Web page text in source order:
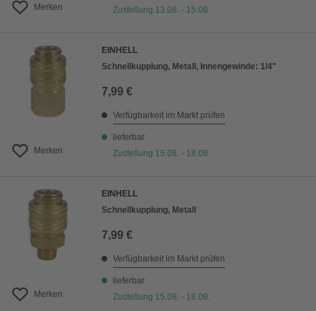
Merken
Zustellung 13.08. - 15.08.
Merken
EINHELL
Schnellkupplung, Metall, Innengewinde: 1/4"
7,99 €
Verfügbarkeit im Markt prüfen
lieferbar
Zustellung 15.08. - 18.08.
Merken
EINHELL
Schnellkupplung, Metall
7,99 €
Verfügbarkeit im Markt prüfen
lieferbar
Zustellung 15.08. - 18.08.